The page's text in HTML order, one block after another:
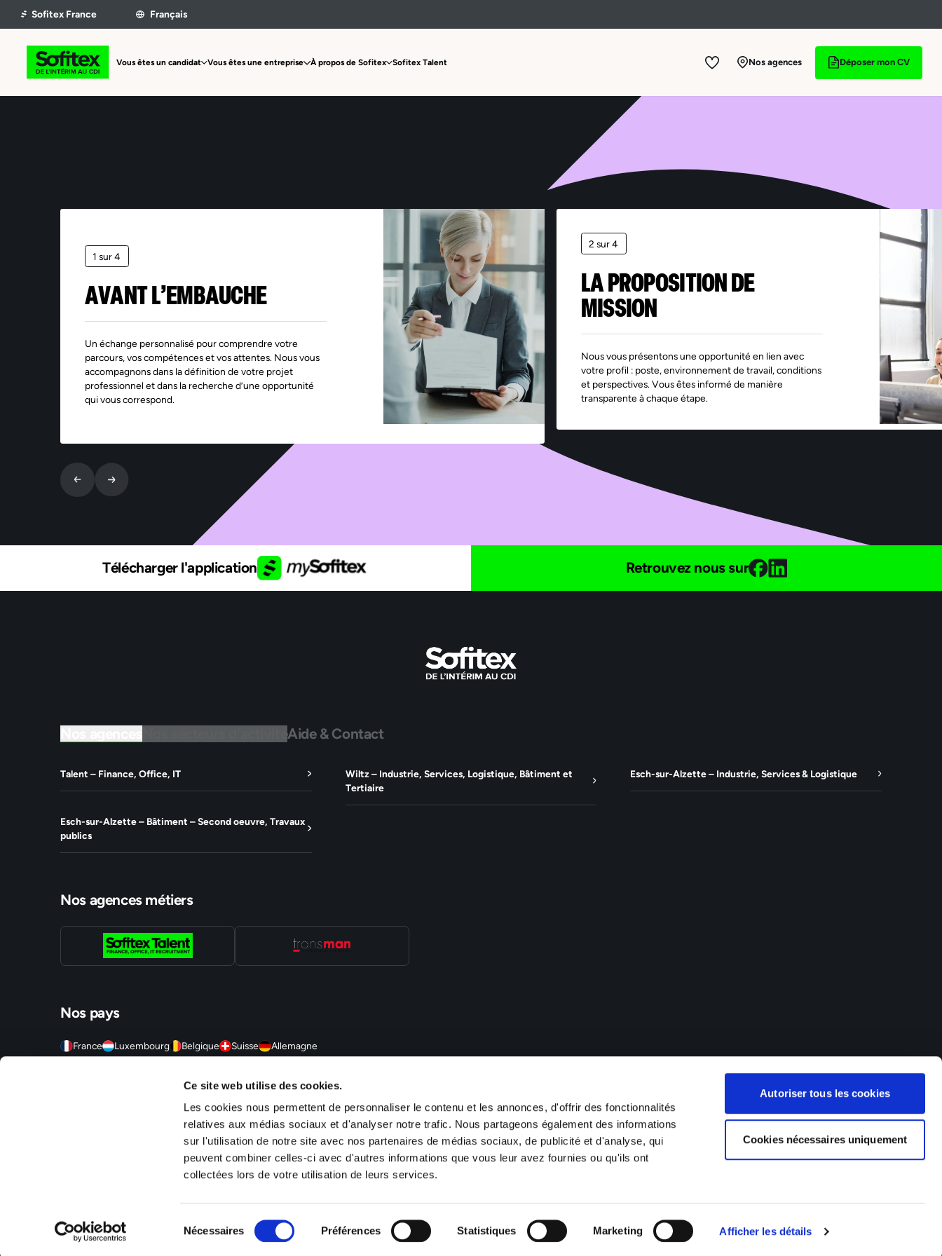
Ce site web utilise des cookies.
Les cookies nous permettent de personnaliser le contenu et les annonces, d'offrir des fonctionnalités
relatives aux médias sociaux et d'analyser notre trafic. Nous partageons également des informations
sur l'utilisation de notre site avec nos partenaires de médias sociaux, de publicité et d'analyse, qui
peuvent combiner celles-ci avec d'autres informations que vous leur avez fournies ou qu'ils ont
collectées lors de votre utilisation de leurs services.
du
Nécessaires Préférences Statistiques Marketing Afficher les détails
Autoriser tous les cookies
Cookies nécessaires uniquement
Vous êtes un candidat Vous êtes une entreprise À propos de Sofitex Sofitex Talent Nos agences Déposer mon CV
Offre non trouvée
1 sur 4
AVANT L’EMBAUCHE
Un échange personnalisé pour comprendre votre
parcours, vos compétences et vos attentes. Nous vous
accompagnons dans la définition de votre projet
professionnel et dans la recherche d’une opportunité
qui vous correspond.
2 sur 4
LA PROPOSITION DE
MISSION
Nous vous présentons une opportunité en lien avec
votre profil : poste, environnement de travail, conditions
et perspectives. Vous êtes informé de manière
transparente à chaque étape.
Télécharger l'application Retrouvez nous sur
Nos secteurs d'activitéAide & Contact
Talent – Finance, Office, IT
Wiltz – Industrie, Services, Logistique, Bâtiment et
Tertiaire
Esch-sur-Alzette – Industrie, Services & Logistique
Esch-sur-Alzette – Bâtiment – Second oeuvre, Travaux
publics
Nos agences métiers
Nos pays
France Luxembourg Belgique Suisse Allemagne
Sofitex est un réseau d'agences d'intérim, travail temporaire, de recrutement et de gestion des ressources humaines. Nous proposons des offres d'emploi dans de nombreux secteurs d'activités. Nos
agences sont situées en Alsace (Mulhouse, Strasbourg, Molsheim, Obernai, Haguenau, Colmar, Guebwiller, Saint Louis, Cernay), en Lorraine (Hagondange, Metz, Thionville), en Franche-Comté et dans le
Territoire de Belfort (Montbéliard, Belfort, Delle), en Ile-de-France (Paris). Sofitex est également présent en Allemagne (Kehl, Saarbrücken), en Suisse (Delémont, Saigneléger) et au Luxembourg (Esch
Politique de confidentialitéRSEGestion des cookiesPlan du site Made by Izhak